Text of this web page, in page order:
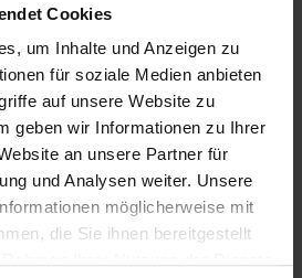
Cookies
um Inhalte und Anzeigen zu
für soziale Medien anbieten
auf unsere Website zu
geben wir Informationen zu Ihrer
an unsere Partner für
und Analysen weiter. Unsere
möglicherweise mit
die Sie ihnen bereitgestellt
Produkt?